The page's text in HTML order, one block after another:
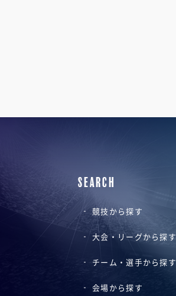
SEARCH
競技から探す
大会・リーグから探す
チーム・選手から探す
会場から探す